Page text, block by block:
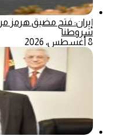
إيران: فتح مضيق هرمز
شروطنا
8 أغسطس، 2026